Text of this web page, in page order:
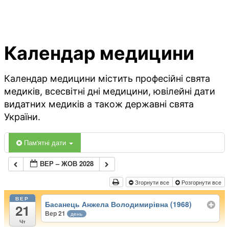
Календар медицини
Календар медицини містить професійні свята
медиків, всесвітні дні медицини, ювілейні дати
видатних медиків а також державні свята
України.
Пам'ятні дати
ВЕР – ЖОВ 2028
Згорнути все Розгорнути все
ВЕР
21
Чт
Басанець Анжела Володимирівна (1968)
Вер 21 день